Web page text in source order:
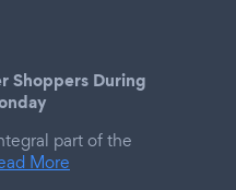
Shoppers During
part of the
More